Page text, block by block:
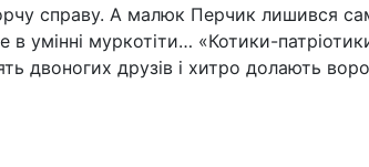
справу. А малюк Перчик лишився
умінні муркотіти… «Котики-
двоногих друзів і хитро долають